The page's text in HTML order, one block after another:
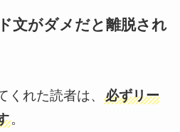
文がダメだと離脱され
くれた読者は、 必ずリー
。